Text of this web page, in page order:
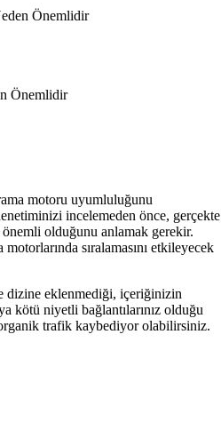
Önemlidir
motoru uyumluluğunu
incelemeden önce, gerçekte
olduğunu anlamak gerekir.
sıralamasını etkileyecek
dizine eklenmediği, içeriğinizin
kötü niyetli bağlantılarınız olduğu
trafik kaybediyor olabilirsiniz.